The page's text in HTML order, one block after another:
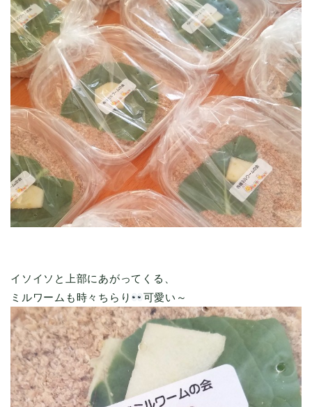
イソイソと上部にあがってくる、
ミルワームも時々ちらり
可愛い～